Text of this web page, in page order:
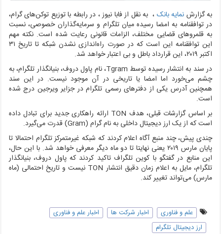
به گزارشنمایه بانک، به نقل از فابا نیوز ، در رابطه با توزیع توکن‌های گرام،
در توافقنامه به امضا رسیده میان تلگرام و سرمایه‌گذاران خصوصی، نسبت
به قلمروهای قضایی مختلف، الزامات قانونی رعایت شده است. نکته مهم
این توافقنامه این است که در صورت راه‌اندازی نشدن شبکه تا تاریخ ۳۱
اکتبر ۲۰۱۹، این قرارداد باطل و بی اعتبار خواهد شد.
در سند به انتشار رسیده توسط Tgram، نام پاول دروف، بنیانگذار تلگرام، به
چشم می‌خورد اما امضا یا تاریخی در آن موجود نیست. در این سند
همچنین آدرس یکی از دفترهای رسمی تلگرام در جزایر ویرجین درج شده
است.
بر اساس گزارشات قبلی، هدف TON ارائه راهکاری جدید برای تبادل داده
است که از یک ارز دیجیتال داخلی به نام گرام (Gram) قدرت می‌گیرد.
چندی پیش، چند منبع آگاه اعلام کردند که شبکه غیرمتمرکز تلگرام احتمالا تا
پایان مارس ۲۰۱۹ یعنی نهایتا تا دو ماه دیگر معرفی خواهد شد. با این حال،
این منابع در گفتگو با کوین تلگراف تاکید کردند که پاول دروف، بنیانگذار
تلگرام، مایل به اعلام زمان دقیق انتشار TON نیست و تاریخ احتمالی (ماه
مارس) می‌تواند تغییر کند.
علم و فناوری اخبار شرکت ها
اخبار علم و فناوری
ارز دیجیتال تلگرام